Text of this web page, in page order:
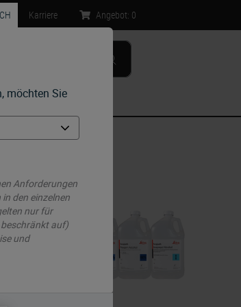
CH
möchten Sie
Anforderungen
den einzelnen
nur für
auf)
und
Karriere Angebot: 0